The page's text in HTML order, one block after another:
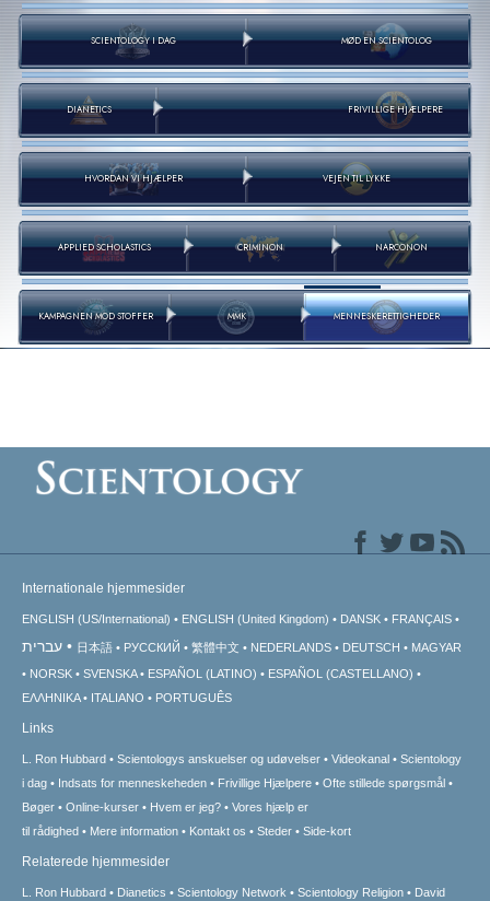
SCIENTOLOGY I DAG MØD EN SCIENTOLOG
DIANETICS FRIVILLIGE HJÆLPERE
HVORDAN VI HJÆLPER VEJEN TIL LYKKE
APPLIED SCHOLASTICS CRIMINON NARCONON
KAMPAGNEN MOD STOFFER MMK MENNESKE­RETTIGHEDER
Internationale hjemmesider
ENGLISH (US/International) ENGLISH (United Kingdom) DANSK FRANÇAIS
עברית 日本語 РУССКИЙ 繁體中文 NEDERLANDS DEUTSCH
MAGYAR
NORSK
SVENSKA ESPAÑOL (LATINO)
ESPAÑOL (CASTELLANO)
ΕΛΛΗΝΙΚA
ITALIANO PORTUGUÊS
Links
L. Ron Hubbard Scientologys anskuelser og udøvelser Videokanal
Scientology
i dag
Indsats for menneskeheden Frivillige Hjælpere
Ofte stillede spørgsmål
Bøger
Online-kurser Hvem er jeg?
Vores hjælp er
til rådighed
Mere information Kontakt os Steder Side-kort
Relaterede hjemmesider
L. Ron Hubbard Dianetics Scientology Network Scientology Religion David